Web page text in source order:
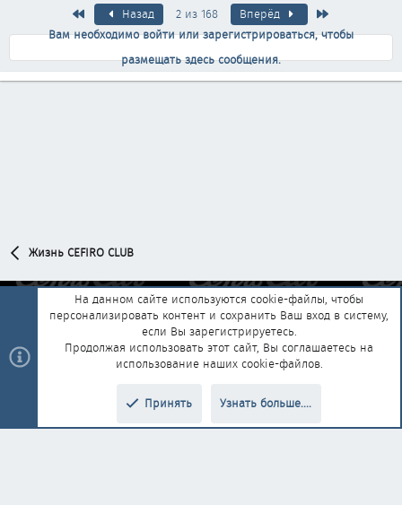
ПервыйНазад 2 из 168 Вперёд
Вам необходимо войти или зарегистрироваться, чтобы
размещать здесь сообщения.
Жизнь CEFIRO CLUB
Обратная связь
Условия и правила
Политика конфиденциальности
Помощь Главная
R
add-ons by ThemeHouse Перевод от Jumuro®
На данном сайте используются cookie-файлы, чтобы
персонализировать контент и сохранить Ваш вход в систему,
если Вы зарегистрируетесь.
Продолжая использовать этот сайт, Вы соглашаетесь на
использование наших cookie-файлов.
Принять Узнать больше....